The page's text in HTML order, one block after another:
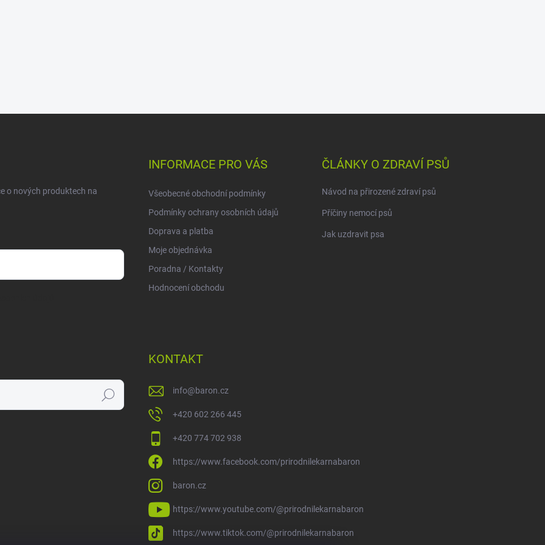
o nových produktech na
INFORMACE PRO VÁS
Všeobecné obchodní podmínky
Podmínky ochrany osobních údajů
Doprava a platba
Moje objednávka
Poradna / Kontakty
Hodnocení obchodu
ČLÁNKY O ZDRAVÍ PSŮ
Návod na přirozené zdraví psů
Příčiny nemocí psů
Jak uzdravit psa
Hledat
KONTAKT
info@baron.cz
+420 602 266 445
+420 774 702 938
https://www.facebook.com/prirodnilekarnabaron
baron.cz
https://www.youtube.com/@prirodnilekarnabaron
https://www.tiktok.com/@prirodnilekarnabaron